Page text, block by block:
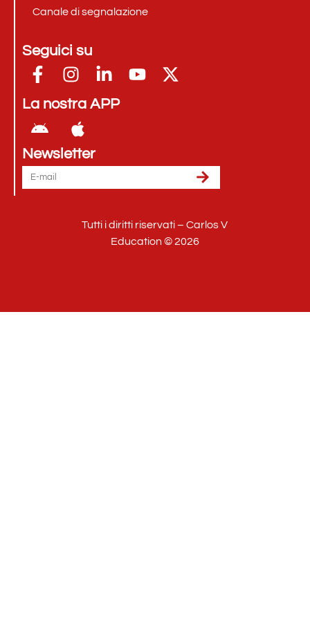
Canale di segnalazione
Seguici su
La nostra APP
Newsletter
Tutti i diritti riservati – Carlos V
Education © 2026